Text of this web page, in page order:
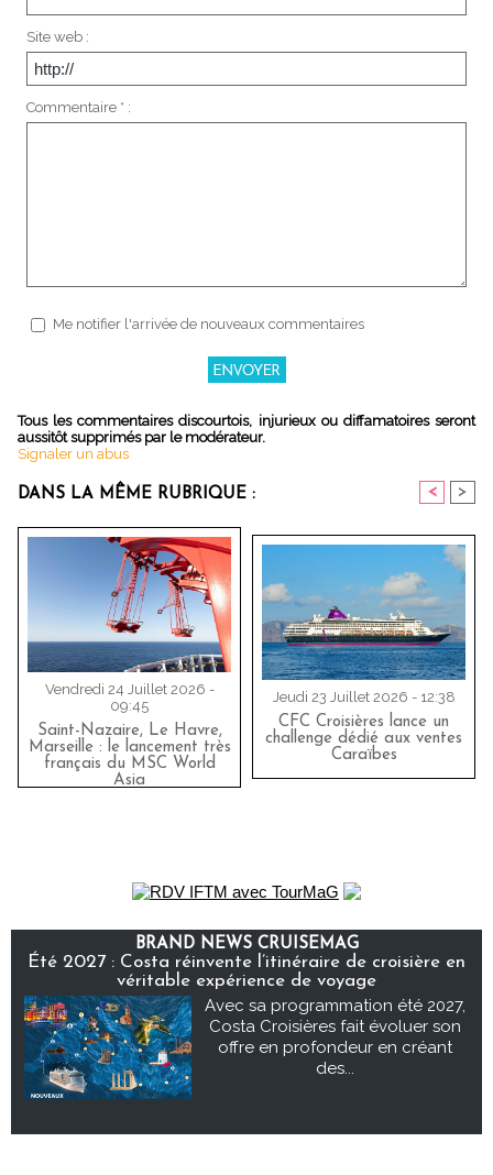
Site web :
Commentaire * :
Me notifier l'arrivée de nouveaux commentaires
Tous les commentaires discourtois, injurieux ou diffamatoires seront
aussitôt supprimés par le modérateur.
Signaler un abus
DANS LA MÊME RUBRIQUE : < >
Vendredi 24 Juillet 2026 -
09:45
Saint-Nazaire, Le Havre,
Marseille : le lancement très
français du MSC World
Asia
Jeudi 23 Juillet 2026 - 12:38
CFC Croisières lance un
challenge dédié aux ventes
Caraïbes
BRAND NEWS CRUISEMAG
Été 2027 : Costa réinvente l’itinéraire de croisière en
véritable expérience de voyage
Avec sa programmation été 2027,
Costa Croisières fait évoluer son
offre en profondeur en créant
des...